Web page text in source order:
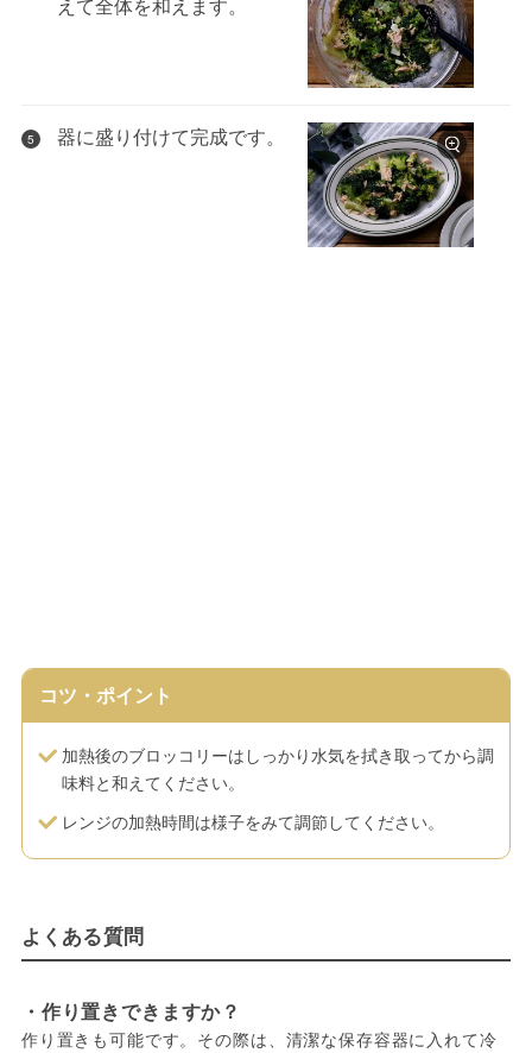
5 器に盛り付けて完成です。
コツ・ポイント
加熱後のブロッコリーはしっかり水気を拭き取ってから調
味料と和えてください。
レンジの加熱時間は様子をみて調節してください。
よくある質問
・作り置きできますか？
作り置きも可能です。その際は、清潔な保存容器に入れて冷